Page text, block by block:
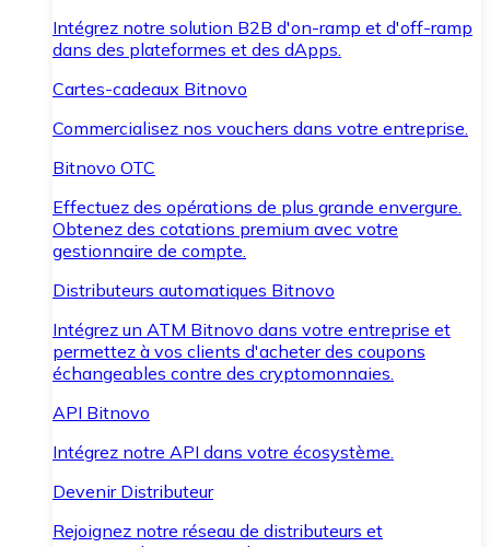
Intégrez notre solution B2B d'on-ramp et d'off-ramp
dans des plateformes et des dApps.
Cartes-cadeaux Bitnovo
Commercialisez nos vouchers dans votre entreprise.
Bitnovo OTC
Effectuez des opérations de plus grande envergure.
Obtenez des cotations premium avec votre
gestionnaire de compte.
Distributeurs automatiques Bitnovo
Intégrez un ATM Bitnovo dans votre entreprise et
permettez à vos clients d'acheter des coupons
échangeables contre des cryptomonnaies.
API Bitnovo
Intégrez notre API dans votre écosystème.
Devenir Distributeur
Rejoignez notre réseau de distributeurs et